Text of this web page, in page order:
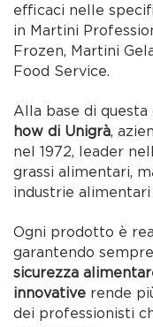
efficaci nelle
in Martini
Frozen, Martini
Food Service.
Alla base di
how di Unigrà,
nel 1972, leader
grassi alimentari,
industrie alimentari
Ogni prodotto è
garantendo sempre
sicurezza
innovative rende
dei professionisti